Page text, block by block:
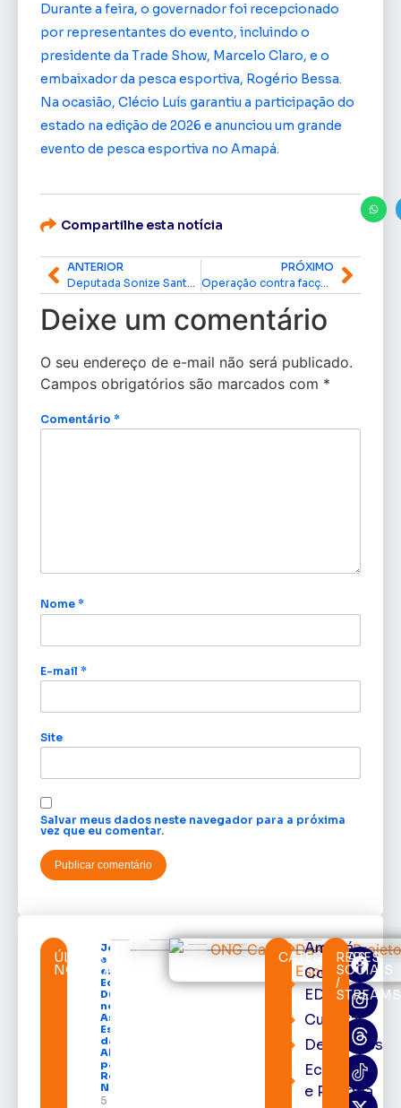
Durante a feira, o governador foi recepcionado
por representantes do evento, incluindo o
presidente da Trade Show, Marcelo Claro, e o
embaixador da pesca esportiva, Rogério Bessa.
Na ocasião, Clécio Luís garantiu a participação do
estado na edição de 2026 e anunciou um grande
evento de pesca esportiva no Amapá.
Compartilhe esta notícia
ANTERIOR
PRÓXIMO
Operação contra facções no Amapá apreende drogas, armas e material de apologia ao crime
Deixe um comentário
O seu endereço de e-mail não será publicado.
Campos obrigatórios são marcados com *
Comentário *
Nome *
E-mail *
Site
Salvar meus dados neste navegador para a próxima
vez que eu comentar.
ÚLTIMAS
NOTÍCIAS
Jornalista
e cronista
esportivo
Edinho
Duarte é
nomeado
Assessor
Especial
da
ABRACE
para a
Região
Norte
5 de
CATEGORIAS
Amapá
Cortes
EDcast
Cultura
Destaques
Economia
e Política
REDES
SOCIAIS
/
STREAMS